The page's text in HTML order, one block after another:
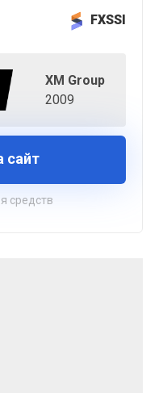
FXSSI
XM Group
2009
сайт
средств